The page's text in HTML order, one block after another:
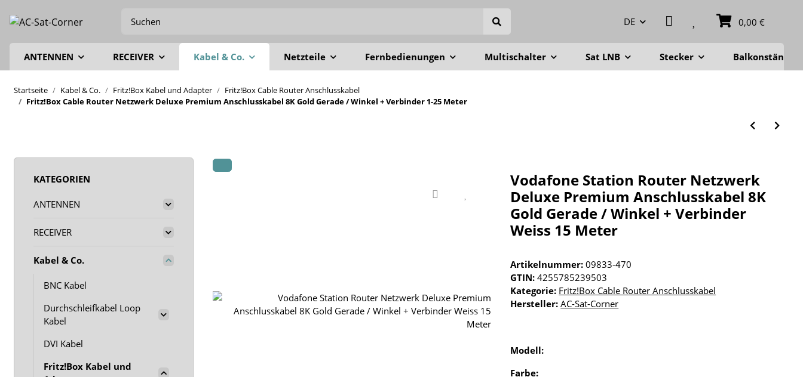
DE 0,00 €
ANTENNEN RECEIVER Kabel & Co. Netzteile Fernbedienungen Multischalter Sat LNB Stecker Balkonständer
Startseite Kabel & Co. Fritz!Box Kabel und Adapter
Fritz!Box Cable Router Anschlusskabel
Fritz!Box Cable Router Netzwerk Deluxe Premium Anschlusskabel 8K Gold Gerade / Winkel + Verbinder 1-25 Meter
Vodafone Station Router Netzwerk
Deluxe Premium Anschlusskabel 8K
Gold Gerade / Winkel + Verbinder
Weiss 15 Meter
Artikelnummer:09833-470
GTIN: 4255785239503
Kategorie: Fritz!Box Cable Router Anschlusskabel
Hersteller: AC-Sat-Corner
Modell:
Farbe:
KATEGORIEN
ANTENNEN
RECEIVER
Kabel & Co.
BNC Kabel
Durchschleifkabel Loop
Kabel
DVI Kabel
Fritz!Box Kabel und